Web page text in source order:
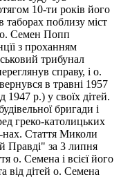
10-ти років його
поблизу міст
о. Семен Попп
з проханням
трибунал
справу, і о.
в травні 1957
1947 р.) у своїх дітей.
бригади і
греко-католицьких
нах. Стаття Миколи
Правді" за 3 липня
о. Семена і всієї його
від дітей о. Семена